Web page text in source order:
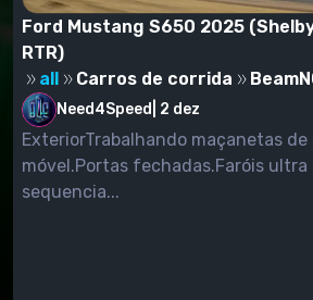
Ford Mustang S650 2025
RTR)
all
Carros de corrida
Need4Speed 2 dez
ExteriorTrabalhando maçanetas de
móvel.Portas fechadas.Faróis ultra
sequencia...